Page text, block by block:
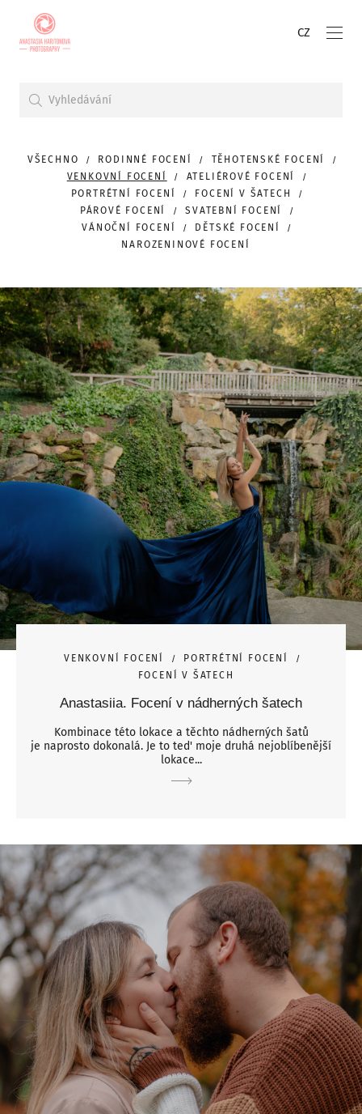
CZ
VŠECHNO RODINNÉ FOCENÍ
TĚHOTENSKÉ FOCENÍ
VENKOVNÍ FOCENÍ
ATELIÉROVÉ FOCENÍ
PORTRÉTNÍ FOCENÍ
FOCENÍ V ŠATECH
PÁROVÉ FOCENÍ
SVATEBNÍ FOCENÍ
VÁNOČNÍ FOCENÍ
DĚTSKÉ FOCENÍ
NAROZENINOVÉ FOCENÍ
VENKOVNÍ FOCENÍ
PORTRÉTNÍ FOCENÍ
FOCENÍ V ŠATECH
Anastasiia. Focení v nádherných šatech
Kombinace této lokace a těchto nádherných šatů
je naprosto dokonalá. Je to ted' moje druhá nejoblíbenější
lokace...